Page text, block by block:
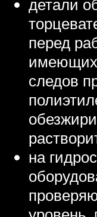
детали
перед
следов
на